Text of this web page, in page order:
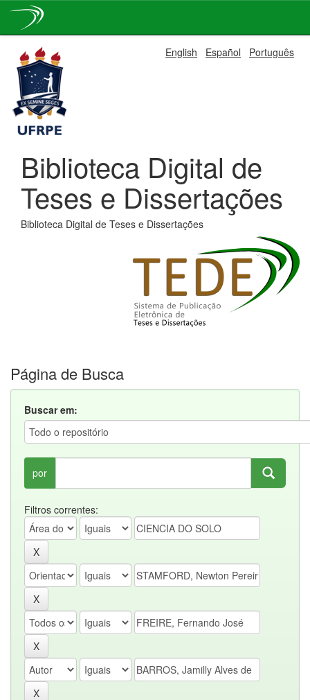
navigation
English Español Português
Biblioteca Digital de
Teses e Dissertações
Biblioteca Digital de Teses e Dissertações
Página de Busca
Buscar em:
por
Filtros correntes: